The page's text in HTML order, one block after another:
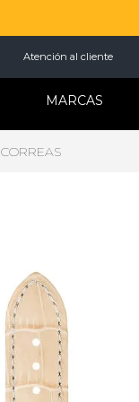
Atención al cliente
MARCAS
CORREAS